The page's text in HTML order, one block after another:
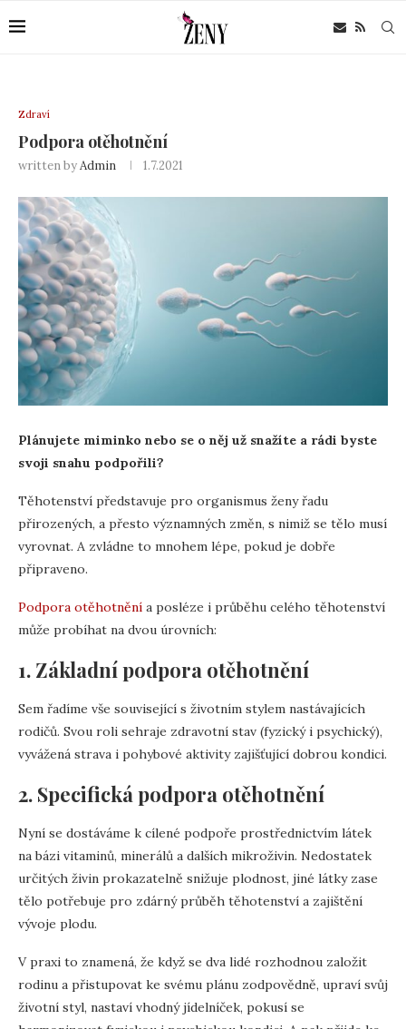
Zdraví
Podpora otěhotnění
written byAdmin 1.7.2021
Plánujete miminko nebo se o něj už snažíte a rádi byste
svoji snahu podpořili?
Těhotenství představuje pro organismus ženy řadu
přirozených, a přesto významných změn, s nimiž se tělo musí
vyrovnat. A zvládne to mnohem lépe, pokud je dobře
připraveno.
Podpora otěhotnění a posléze i průběhu celého těhotenství
může probíhat na dvou úrovních:
1. Základní podpora otěhotnění
Sem řadíme vše související s životním stylem nastávajících
rodičů. Svou roli sehraje zdravotní stav (fyzický i psychický),
vyvážená strava i pohybové aktivity zajišťující dobrou kondici.
2. Specifická podpora otěhotnění
Nyní se dostáváme k cílené podpoře prostřednictvím látek
na bázi vitaminů, minerálů a dalších mikroživin. Nedostatek
určitých živin prokazatelně snižuje plodnost, jiné látky zase
tělo potřebuje pro zdárný průběh těhotenství a zajištění
vývoje plodu.
V praxi to znamená, že když se dva lidé rozhodnou založit
rodinu a přistupovat ke svému plánu zodpovědně, upraví svůj
životní styl, nastaví vhodný jídelníček, pokusí se